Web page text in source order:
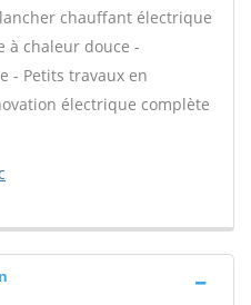
chauffant électrique
à chaleur douce -
- Petits travaux en
électrique complète